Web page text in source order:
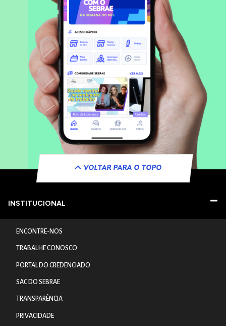
VOLTAR PARA O TOPO
INSTITUCIONAL
ENCONTRE-NOS
TRABALHE CONOSCO
PORTAL DO CREDENCIADO
SAC DO SEBRAE
TRANSPARÊNCIA
PRIVACIDADE